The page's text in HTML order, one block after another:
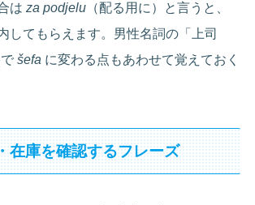
はza podjelu （配る用に）と言うと、
してもらえます。男性名詞の「上司
でšefa に変わる点もあわせて覚えておく
在庫を確認するフレーズ